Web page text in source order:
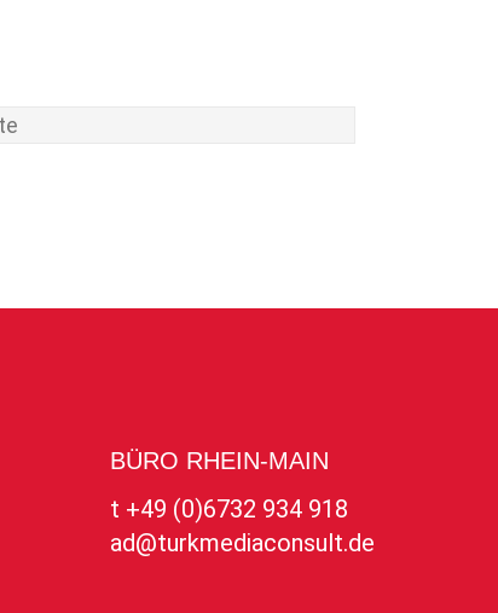
BÜRO RHEIN-MAIN
t +49 (0)6732 934 918
ad@turkmediaconsult.de